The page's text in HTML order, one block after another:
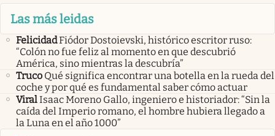
Las más leidas
FelicidadFiódor Dostoievski, histórico escritor ruso:
“Colón no fue feliz al momento en que descubrió
América, sino mientras la descubría”
Truco Qué significa encontrar una botella en la rueda del
coche y por qué es fundamental saber cómo actuar
ViralIsaac Moreno Gallo, ingeniero e historiador: “Sin la
caída del Imperio romano, el hombre hubiera llegado a
la Luna en el año 1000”